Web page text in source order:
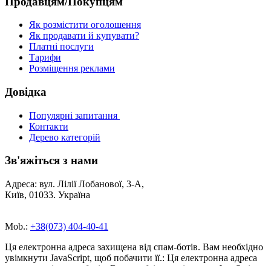
Як розмістити оголошення
Як продавати й купувати?
Платні послуги
Тарифи
Розміщення реклами
Довідка
Популярні запитання
Контакти
Дерево категорій
Зв'яжіться з нами
Адреса: вул. Лілії Лобанової, 3-А,
Київ, 01033. Україна
Mob.: +38(073) 404-40-41
Ця електронна адреса захищена від спам-ботів. Вам необхідно
увімкнути JavaScript, щоб побачити її.: Ця електронна адреса